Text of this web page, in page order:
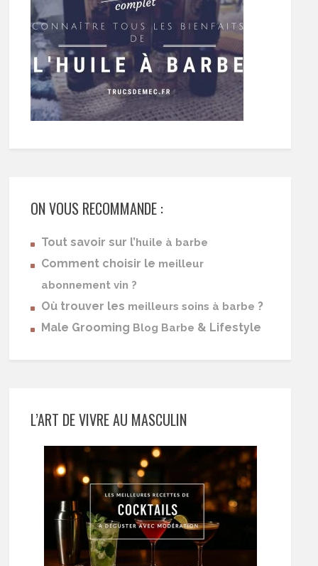
ON VOUS RECOMMANDE :
Tout savoir sur l’huile à barbe
Comment choisir le meilleur
abonnement vin ?
Où trouver les meilleurs soins à barbe ?
Male Grooming Blog Barbe & Lifestyle
L’ART DE VIVRE AU MASCULIN